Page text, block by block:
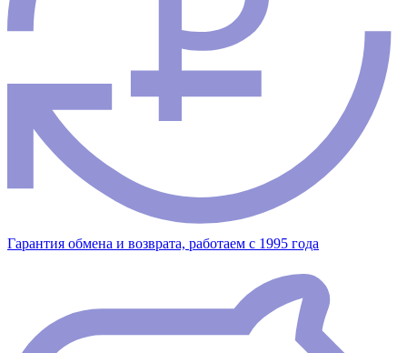
Гарантия обмена и возврата, работаем с 1995 года